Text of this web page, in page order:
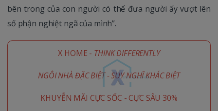
bên trong của con người có thể đưa người ấy vượt lên
số phận nghiệt ngã của mình”.
X HOME - THINK DIFFERENTLY
NGÔI NHÀ ĐẶC BIỆT - SUY NGHĨ KHÁC BIỆT
KHUYỄN MÃI CỰC SỐC - CỰC SÂU 30%